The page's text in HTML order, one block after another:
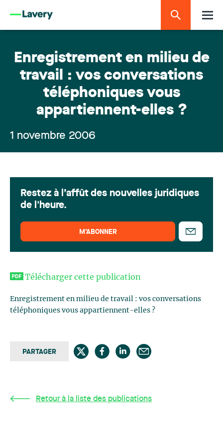
Enregistrement en milieu de
travail : vos conversations
téléphoniques vous
appartiennent-elles ?
1 novembre 2006
Télécharger cette publication
Enregistrement en milieu de travail : vos conversations
téléphoniques vous appartiennent-elles ?
PARTAGER
Retour à la liste des publications
Restez à l’affût des nouvelles juridiques
de l'heure.
M’ABONNER